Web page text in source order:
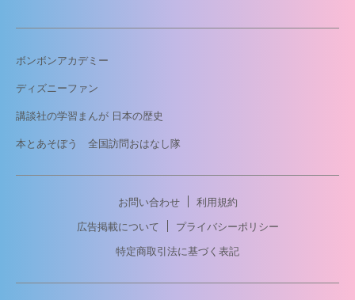
ボンボンアカデミー
ディズニーファン
講談社の学習まんが 日本の歴史
本とあそぼう 全国訪問おはなし隊
お問い合わせ
利用規約
広告掲載について
プライバシーポリシー
特定商取引法に基づく表記